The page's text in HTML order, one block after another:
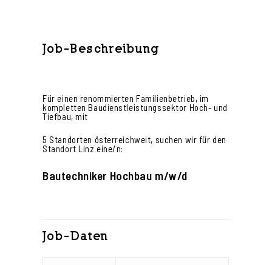
Job-Beschreibung
Für einen renommierten Familienbetrieb, im
kompletten Baudienstleistungssektor Hoch- und
Tiefbau, mit
5 Standorten österreichweit, suchen wir für den
Standort Linz eine/n:
Bautechniker Hochbau m/w/d
Job-Daten